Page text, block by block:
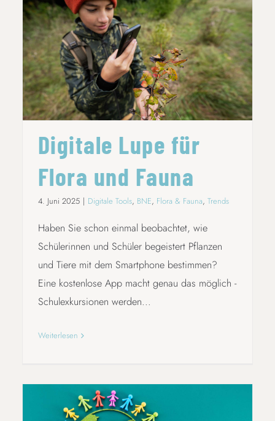
DIGITALE LUPE FÜR FLORA UND FAUNA
Digitale Lupe für
Flora und Fauna
4. Juni 2025 | Digitale Tools, BNE, Flora & Fauna, Trends
Haben Sie schon einmal beobachtet, wie
Schülerinnen und Schüler begeistert Pflanzen
und Tiere mit dem Smartphone bestimmen?
Eine kostenlose App macht genau das möglich -
Schulexkursionen werden...
Weiterlesen